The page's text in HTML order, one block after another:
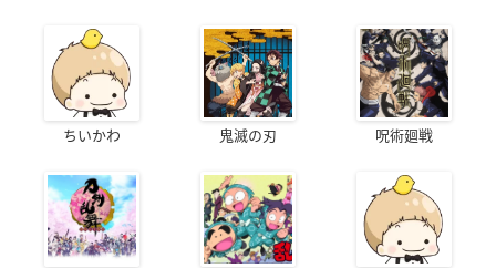
ちいかわ 鬼滅の刃 呪術廻戦